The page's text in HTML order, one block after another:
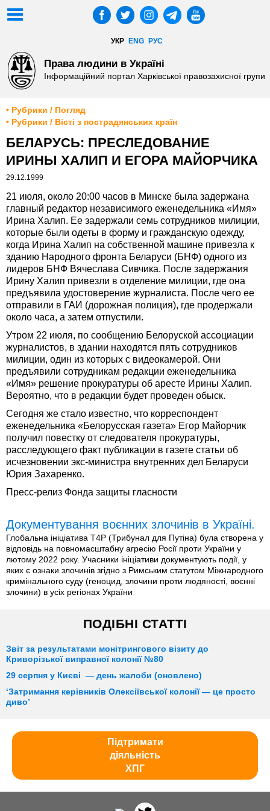
УКР ENG РУС
Права людини в Україні
Інформаційний портал Харківської правозахисної групи
• Рубрики / Погляд
• Рубрики / Вісті з пострадянських країн
БЕЛАРУСЬ: ПРЕСЛЕДОВАНИЕ
ИРИНЫ ХАЛИП И ЕГОРА МАЙОРЧИКА
29.12.1999
21 июля, около 20:00 часов в Минске была задержана
главный редактор независимого еженедельника «Имя»
Ирина Халип. Ее задержали семь сотрудников милиции,
которые были одеты в форму и гражданскую одежду,
когда Ирина Халип на собственной машине привезла к
зданию Народного фронта Беларуси (БНФ) одного из
лидеров БНФ Вячеслава Сивчика. После задержания
Ирину Халип привезли в отделение милиции, где она
предъявила удостоверение журналиста. После чего ее
отправили в ГАИ (дорожная полиция), где продержали
около часа, а затем отпустили.
Утром 22 июля, по сообщению Белоруской ассоциации
журналистов, в здании находятся пять сотрудников
милиции, один из которых с видеокамерой. Они
предъявили сотрудникам редакции еженедельника
«Имя» решение прокуратуры об аресте Ирины Халип.
Вероятно, что в редакции будет проведен обыск.
Сегодня же стало известно, что корреспондент
еженедельника «Белорусская газета» Егор Майорчик
получил повестку от следователя прокуратуры,
расследующего факт публикации в газете статьи об
исчезновении экс-министра внутренних дел Беларуси
Юрия Захаренко.
Пресс-релиз Фонда защиты гласности
Документування воєнних злочинів в Україні.
Глобальна ініціатива T4P (Трибунал для Путіна) була створена у
відповідь на повномасштабну агресію Росії проти України у
лютому 2022 року. Учасники ініціативи документують події, у
яких є ознаки злочинів згідно з Римським статутом Міжнародного
кримінального суду (геноцид, злочини проти людяності, воєнні
злочини) в усіх регіонах України
ПОДІБНІ СТАТТІ
Звіт за результатами монітрингового візиту до
Криворізької виправної колонії №80
29 серпня у Києві — день жалоби (оновлено)
‘Затримання керівників Олексіївської колонії — це просто
диво’
Підтримати
діяльність
ХПГ